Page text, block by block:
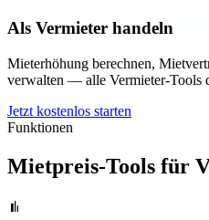
Als Vermieter handeln
Mieterhöhung berechnen,
verwalten — alle Vermieter-Tools
Jetzt kostenlos starten
Funktionen
Mietpreis-Tools für